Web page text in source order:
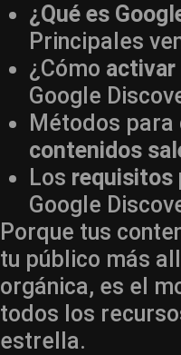
¿Qué es
Principales
¿Cómo
Google
Métodos
contenidos
Los requisitos
Google
Porque tus
tu público más
orgánica, es el
todos los
estrella.